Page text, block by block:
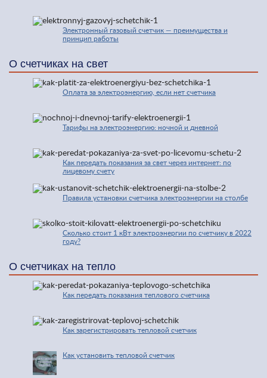
Электронный газовый счетчик — преимущества и
принцип работы
О счетчиках на свет
Оплата за электроэнергию, если нет счетчика
Тарифы на электроэнергию: ночной и дневной
Как передать показания за свет через интернет: по
лицевому счету
Правила установки счетчика электроэнергии на столбе
Сколько стоит 1 кВт электроэнергии по счетчику в 2022
году?
О счетчиках на тепло
Как передать показания теплового счетчика
Как зарегистрировать тепловой счетчик
Как установить тепловой счетчик